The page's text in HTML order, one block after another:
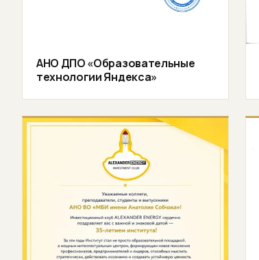
АНО ДПО «Образовательные
технологии Яндекса»